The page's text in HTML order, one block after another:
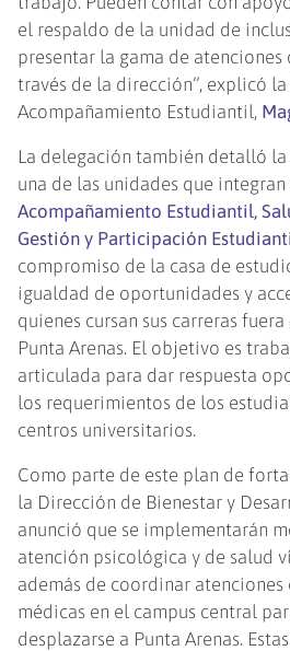
el respaldo de la unidad de
presentar la gama de
través de la dirección”, explicó
Acompañamiento Estudiantil,
La delegación también detalló
una de las unidades que
Acompañamiento Estudiantil,
Gestión y Participación
compromiso de la casa de
igualdad de oportunidades y
quienes cursan sus carreras
Punta Arenas. El objetivo es
articulada para dar respuesta
los requerimientos de los
centros universitarios.
Como parte de este plan de
la Dirección de Bienestar y
anunció que se implementarán
atención psicológica y de salud
además de coordinar
médicas en el campus central
desplazarse a Punta Arenas.